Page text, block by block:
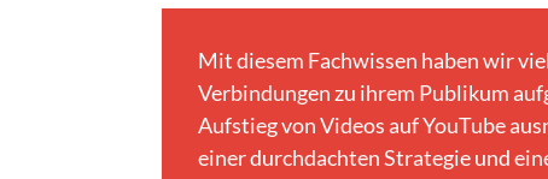
Mit diesem Fachwissen haben wir
Verbindungen zu ihrem Publikum
Aufstieg von Videos auf YouTube
einer durchdachten Strategie und